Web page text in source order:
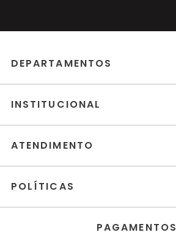
DEPARTAMENTOS
INSTITUCIONAL
ATENDIMENTO
POLÍTICAS
PAGAMENTOS